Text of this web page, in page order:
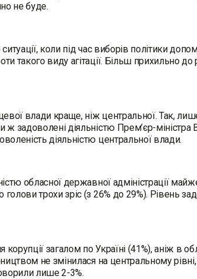
не буде.
коли під час виборів політики
такого виду агітації. Більш прихильно до
влади краще, ніж центральної. Так,
задоволені діяльністю Прем’єр-міністра
діяльністю центральної влади.
обласної державної адміністрації
трохи зріс (з 26% до 29%). Рівень
корупції загалом по Україні (41%), аніж в
не змінилася на центральному
лише 2-3%.